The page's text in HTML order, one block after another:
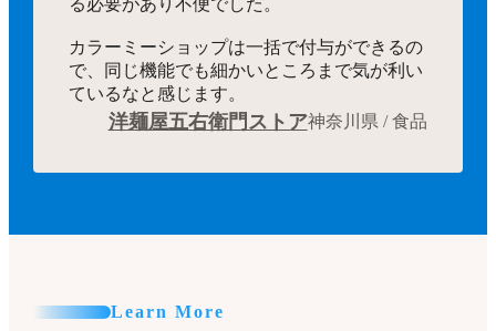
る必要があり不便でした。
カラーミーショップは一括で付与ができるの
で、同じ機能でも細かいところまで気が利い
ているなと感じます。
洋麺屋五右衛門ストア神奈川県 / 食品
Learn More